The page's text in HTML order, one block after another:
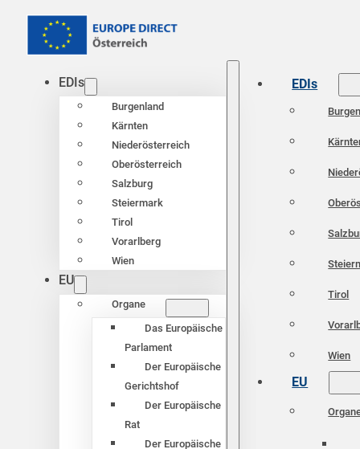
EDIs
Burgenland
Kärnten
Niederösterreich
Oberösterreich
Salzburg
Steiermark
Tirol
Vorarlberg
Wien
EU
Organe
Das Europäische
Parlament
Der Europäische
Gerichtshof
Der Europäische
Rat
Der Europäische
EDIs
Tirol
Wien
EU